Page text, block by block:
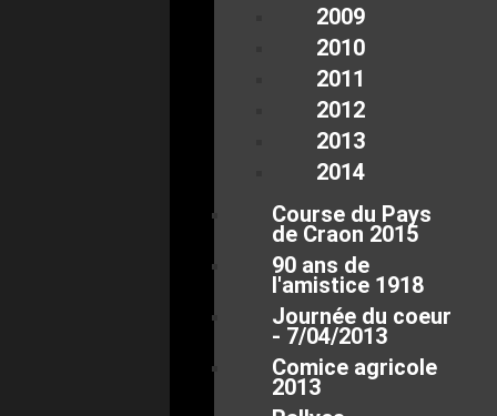
2009
2010
2011
2012
2013
2014
Course du Pays
de Craon 2015
90 ans de
l'amistice 1918
Journée du coeur
- 7/04/2013
Comice agricole
2013